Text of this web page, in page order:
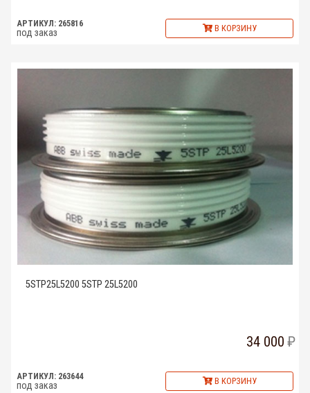
АРТИКУЛ: 265816
под заказ В КОРЗИНУ
5STP25L5200 5STP 25L5200
34 000
АРТИКУЛ: 263644
под заказ В КОРЗИНУ